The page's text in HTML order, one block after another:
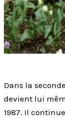
Dans la
devient lui
1987. Il